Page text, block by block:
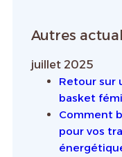
Autres
juillet 2025
Retour sur
basket
Comment
pour vos